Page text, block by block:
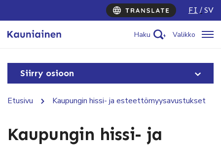
FI SV
Haku Valikko
Siirry osioon
Etusivu Kaupungin hissi- ja esteettömyysavustukset
Kaupungin hissi- ja